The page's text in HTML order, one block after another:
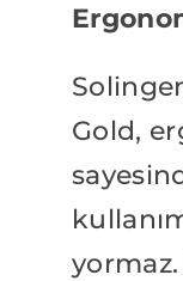
Gold,